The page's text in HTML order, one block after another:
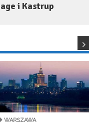
i Kastrup
WARSZAWA